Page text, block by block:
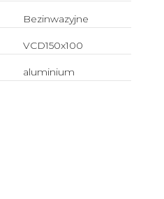
Bezinwazyjne
VCD150x100
aluminium